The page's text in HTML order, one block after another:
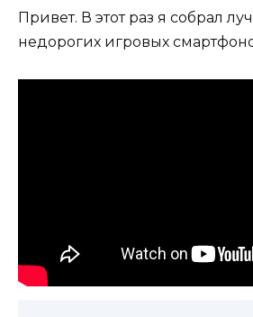
Привет. В этот раз я собрал
недорогих игровых